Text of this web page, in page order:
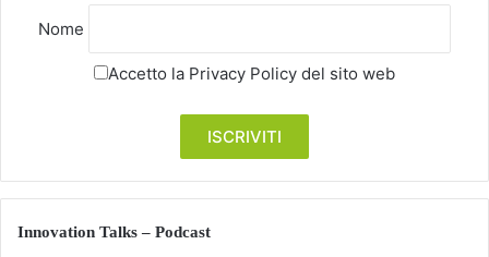
Nome
Accetto la Privacy Policy del sito web
Innovation Talks – Podcast